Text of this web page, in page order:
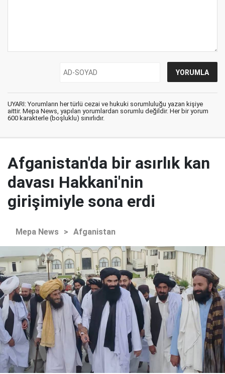
UYARI: Yorumların her türlü cezai ve hukuki sorumluluğu yazan kişiye
aittir. Mepa News, yapılan yorumlardan sorumlu değildir. Her bir yorum
600 karakterle (boşluklu) sınırlıdır.
Afganistan'da bir asırlık kan
davası Hakkani'nin
girişimiyle sona erdi
Mepa News > Afganistan